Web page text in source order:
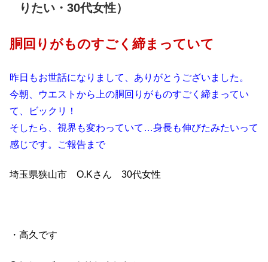
りたい・30代女性）
胴回りがものすごく締まっていて
昨日もお世話になりまして、ありがとうございました。
今朝、ウエストから上の胴回りがものすごく締まってい
て、ビックリ！
そしたら、視界も変わっていて…身長も伸びたみたいって
感じです。ご報告まで
埼玉県狭山市 O.Kさん 30代女性
・高久です